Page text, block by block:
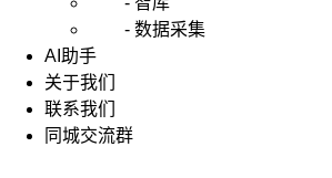
- 数据采集
AI助手
关于我们
联系我们
同城交流群